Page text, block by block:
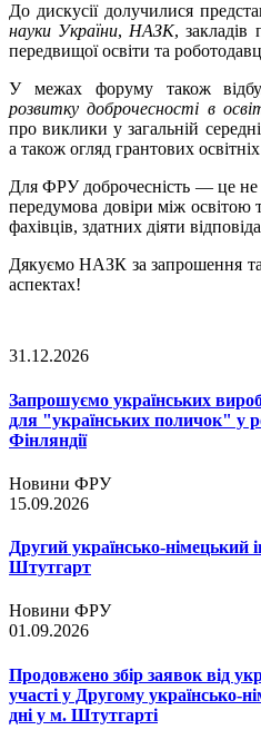
До дискусії долучилися
науки України, НАЗК, закладів
передвищої освіти та
У межах форуму також
розвитку доброчесності в
про виклики у загальній
а також огляд грантових
Для ФРУ доброчесність — це не
передумова довіри між
фахівців, здатних діяти
Дякуємо НАЗК за запрошення
аспектах!
31.12.2026
Запрошуємо українських
для "українських поличок" у
Фінляндії
Новини ФРУ
15.09.2026
Другий українсько-німецький
Штутгарт
Новини ФРУ
01.09.2026
Продовжено збір заявок від
участі у Другому українсько-
дні у м. Штутгарті